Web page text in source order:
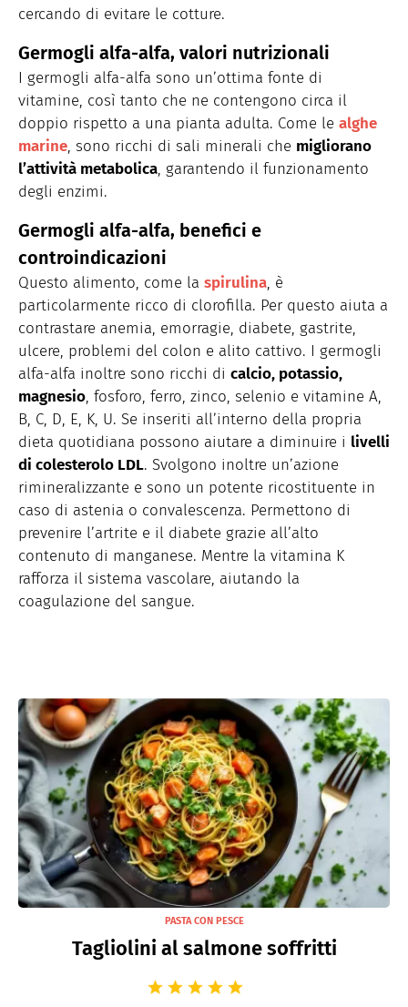
cercando di evitare le cotture.
Germogli alfa-alfa, valori nutrizionali
I germogli alfa-alfa sono un’ottima fonte di
vitamine, così tanto che ne contengono circa il
doppio rispetto a una pianta adulta. Come le alghe
marine, sono ricchi di sali minerali che migliorano
l’attività metabolica, garantendo il funzionamento
degli enzimi.
Germogli alfa-alfa, benefici e
controindicazioni
Questo alimento, come la spirulina, è
particolarmente ricco di clorofilla. Per questo aiuta a
contrastare anemia, emorragie, diabete, gastrite,
ulcere, problemi del colon e alito cattivo. I germogli
alfa-alfa inoltre sono ricchi di calcio, potassio,
magnesio, fosforo, ferro, zinco, selenio e vitamine A,
B, C, D, E, K, U. Se inseriti all’interno della propria
dieta quotidiana possono aiutare a diminuire i livelli
di colesterolo LDL. Svolgono inoltre un’azione
rimineralizzante e sono un potente ricostituente in
caso di astenia o convalescenza. Permettono di
prevenire l’artrite e il diabete grazie all’alto
contenuto di manganese. Mentre la vitamina K
rafforza il sistema vascolare, aiutando la
coagulazione del sangue.
PASTA CON PESCE
Tagliolini al salmone soffritti